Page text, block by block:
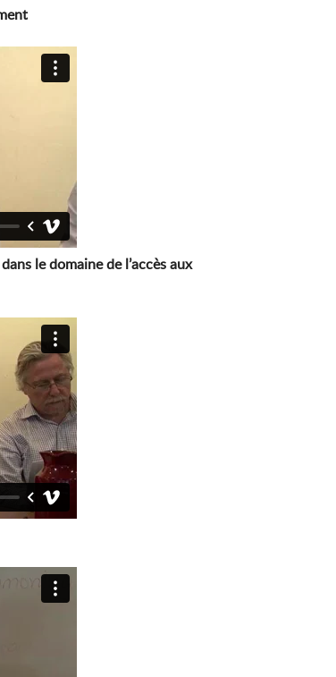
le domaine de l’accès aux